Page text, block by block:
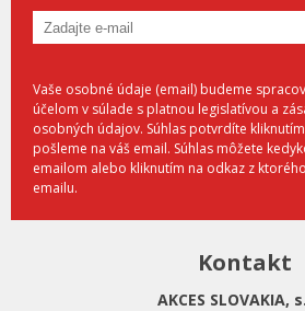
Vaše osobné údaje (email) budeme
účelom v súlade s platnou legislatívou a
osobných údajov. Súhlas potvrdíte
pošleme na váš email. Súhlas môžete
emailom alebo kliknutím na odkaz z
emailu.
Kontakt
AKCES SLOVAKIA,